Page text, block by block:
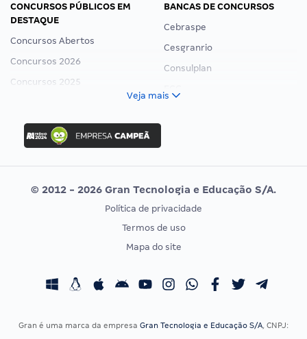
CONCURSOS PÚBLICOS EM
DESTAQUE
Concursos Abertos
Concursos 2026
Concursos 2025
Concurso Ibama
Concurso MPU
Editais publicados
BANCAS DE CONCURSOS
Cebraspe
Cesgranrio
Consulplan
Vunesp
CONCURSOS POR PROFISSÃO
Concursos Fiscais
EXAME DE ORDEM
Calendário OAB
Veja mais
© 2012 - 2026 Gran Tecnologia e Educação S/A.
Política de privacidade
Termos de uso
Mapa do site
Gran é uma marca da empresa Gran Tecnologia e Educação S/A, CNPJ: